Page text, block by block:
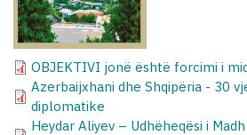
OBJEKTIVI jonë është forcimi i
Azerbaijxhani dhe Shqipëria - 30
diplomatike
Heydar Aliyev – Udhëheqësi i